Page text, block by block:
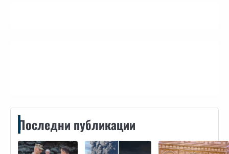
Последни публикации